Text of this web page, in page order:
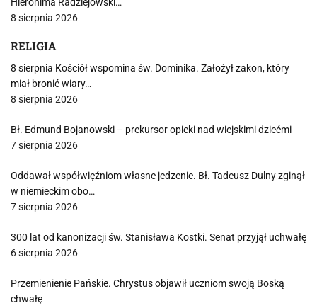
8 sierpnia 2026
RELIGIA
8 sierpnia Kościół wspomina św. Dominika. Założył zakon, który
miał bronić wiary…
8 sierpnia 2026
Bł. Edmund Bojanowski – prekursor opieki nad wiejskimi dziećmi
7 sierpnia 2026
Oddawał współwięźniom własne jedzenie. Bł. Tadeusz Dulny zginął
w niemieckim obo…
7 sierpnia 2026
300 lat od kanonizacji św. Stanisława Kostki. Senat przyjął uchwałę
6 sierpnia 2026
Przemienienie Pańskie. Chrystus objawił uczniom swoją Boską
chwałę